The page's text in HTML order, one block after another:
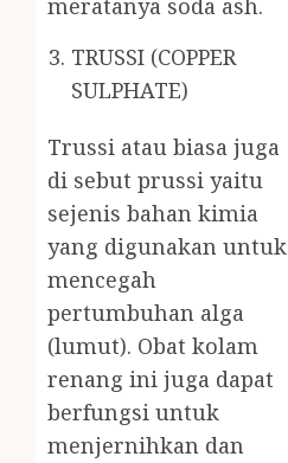
meratanya soda ash.
TRUSSI (COPPER
SULPHATE)
Trussi atau biasa juga
di sebut prussi yaitu
sejenis bahan kimia
yang digunakan untuk
mencegah
pertumbuhan alga
(lumut). Obat kolam
renang ini juga dapat
berfungsi untuk
menjernihkan dan